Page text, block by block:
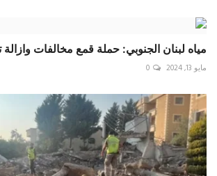
مياه لبنان الجنوبي: حملة قمع مخالفات
مايو 13, 2024 0